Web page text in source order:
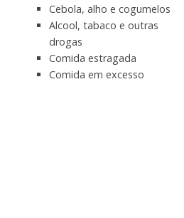
Cebola, alho e cogumelos
Alcool, tabaco e outras
drogas
Comida estragada
Comida em excesso